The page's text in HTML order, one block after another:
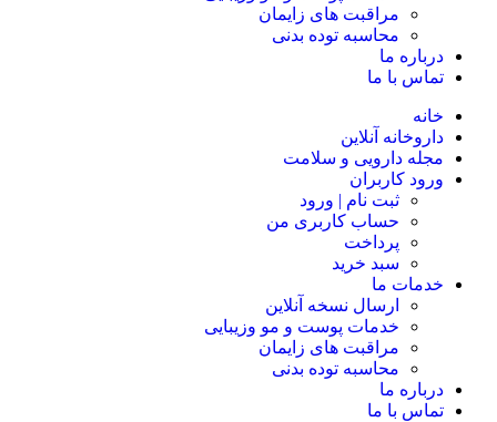
مراقبت های زایمان
محاسبه توده بدنی
درباره ما
تماس با ما
خانه
داروخانه آنلاین
مجله دارویی و سلامت
ورود کاربران
ثبت نام | ورود
حساب کاربری من
پرداخت
سبد خرید
خدمات ما
ارسال نسخه آنلاین
خدمات پوست و مو وزیبایی
مراقبت های زایمان
محاسبه توده بدنی
درباره ما
تماس با ما